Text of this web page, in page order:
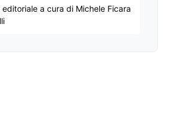
editoriale a cura di Michele Ficara